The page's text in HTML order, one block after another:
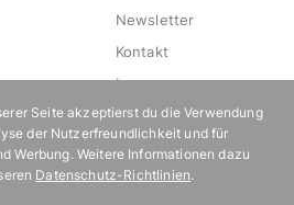
Newsletter
Kontakt
Impressum
Datenschutz
Mediakit
Events
Seite akzeptierst du die Verwendung
der Nutzerfreundlichkeit und für
Werbung. Weitere Informationen dazu
Datenschutz-Richtlinien.